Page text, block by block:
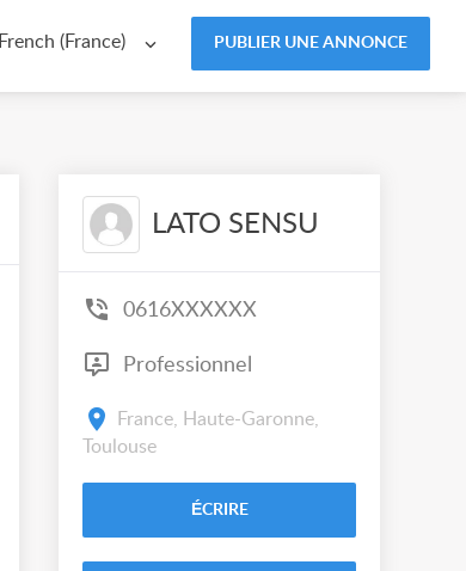
French (France) PUBLIER UNE ANNONCE
LATO SENSU
0616XXXXXX
Professionnel
France, Haute-Garonne,
Toulouse
ÉCRIRE